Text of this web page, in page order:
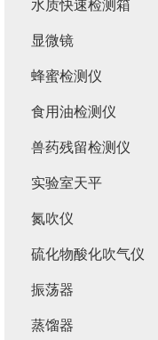
水质快速检测箱
显微镜
蜂蜜检测仪
食用油检测仪
兽药残留检测仪
实验室天平
氮吹仪
硫化物酸化吹气仪
振荡器
蒸馏器